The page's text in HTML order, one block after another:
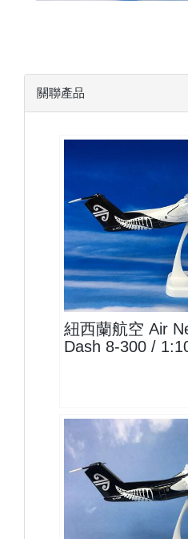
關聯產品
ANZ10DH8CP01
紐西蘭航空 Air
Dash 8-300 /